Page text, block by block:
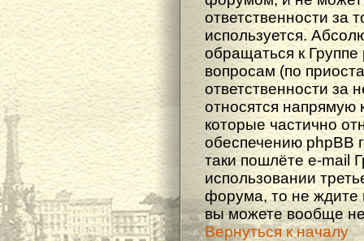
ответственности за
используется.
обращаться к
вопросам (по
ответственности за
относятся напрямую
которые частично
обеспечению phpBB
таки пошлёте e-mail
использовании
форума, то не ждите
вы можете вообще не
Вернуться к началу